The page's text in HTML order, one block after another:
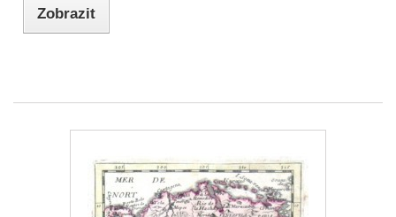
Zobrazit